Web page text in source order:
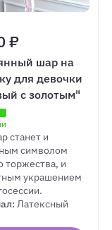
₽
шар на
для девочки
с золотым"
станет и
символом
торжества, и
украшением
Латексный